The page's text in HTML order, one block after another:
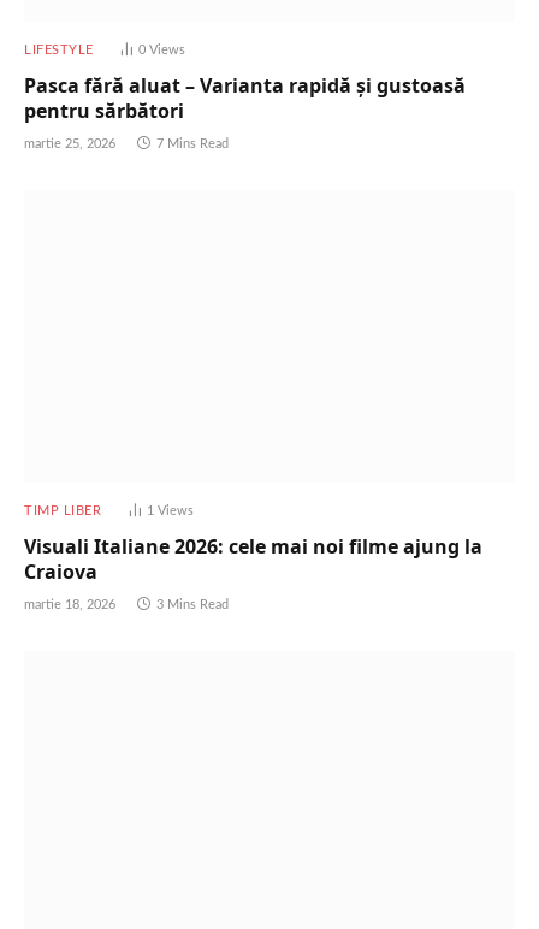
LIFESTYLE 0 Views
Pasca fără aluat – Varianta rapidă și gustoasă
pentru sărbători
martie 25, 2026 7 Mins Read
TIMP LIBER 1 Views
Visuali Italiane 2026: cele mai noi filme ajung la
Craiova
martie 18, 2026 3 Mins Read